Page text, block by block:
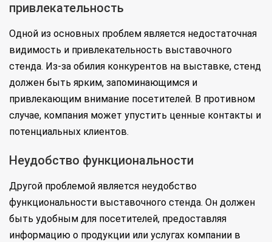
привлекательность
Одной из основных проблем является недостаточная
видимость и привлекательность выставочного
стенда. Из-за обилия конкурентов на выставке, стенд
должен быть ярким, запоминающимся и
привлекающим внимание посетителей. В противном
случае, компания может упустить ценные контакты и
потенциальных клиентов.
Неудобство функциональности
Другой проблемой является неудобство
функциональности выставочного стенда. Он должен
быть удобным для посетителей, предоставляя
информацию о продукции или услугах компании в